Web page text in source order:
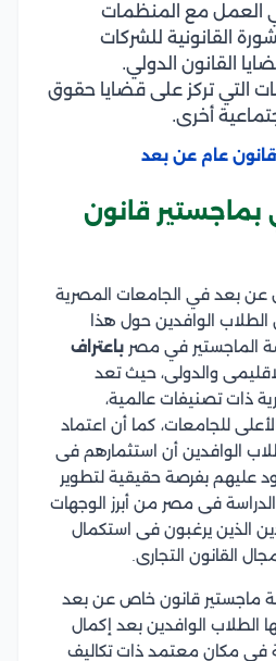
العمل مع المنظمات
القانونية للشركات
القانون الدولي.
التي تركز على قضايا حقوق
أخرى.
عام عن بعد
بماجستير قانون
بعد في الجامعات المصرية
الوافدين حول هذا
الماجستير في مصر باعتراف
والدولى، حيث تعد
ذات تصنيفات عالمية،
للجامعات، كما أن اعتماد
الوافدين أن استثمارهم فى
عليهم بفرصة حقيقية لتطوير
فى مصر من أبرز الوجهات
الذين يرغبون فى استكمال
القانون التجارى.
ماجستير قانون خاص عن بعد
الطلاب الوافدين بعد إكمال
في مكان معتمد ذات تكاليف